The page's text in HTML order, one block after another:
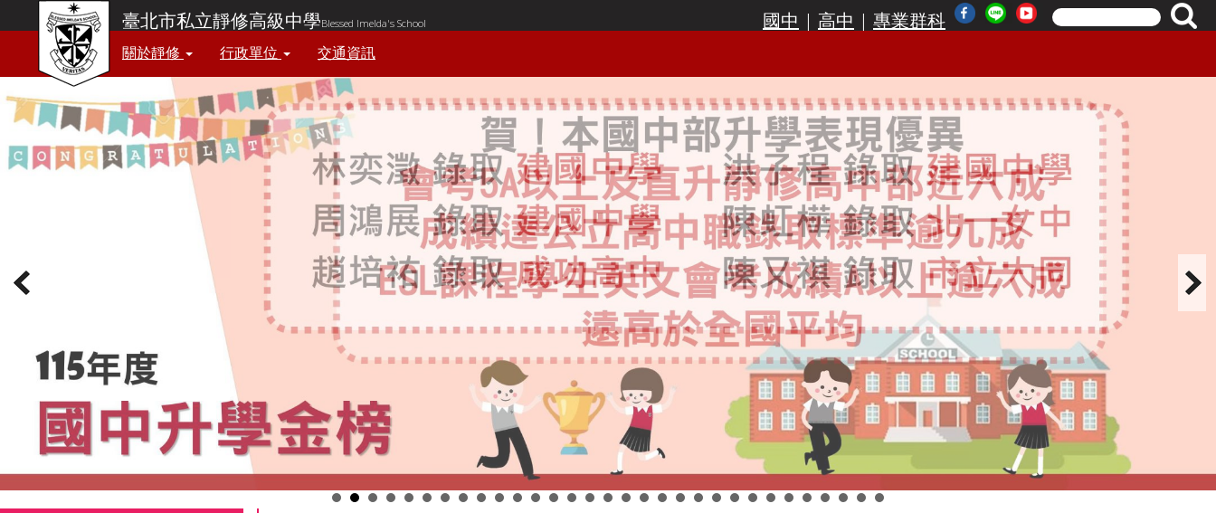
臺北市私立靜修高級中學Blessed Imelda's School 國中 | 高中 | 專業群科
關於靜修 行政單位 交通資訊